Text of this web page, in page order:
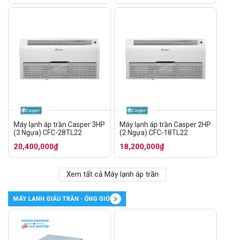
Máy lạnh áp trần Casper 3HP
(3 Ngựa) CFC-28TL22
20,400,000₫
Máy lạnh áp trần Casper 2HP
(2 Ngựa) CFC-18TL22
18,200,000₫
Xem tất cả Máy lạnh áp trần
MÁY LẠNH GIẤU TRẦN - ỐNG GIÓ